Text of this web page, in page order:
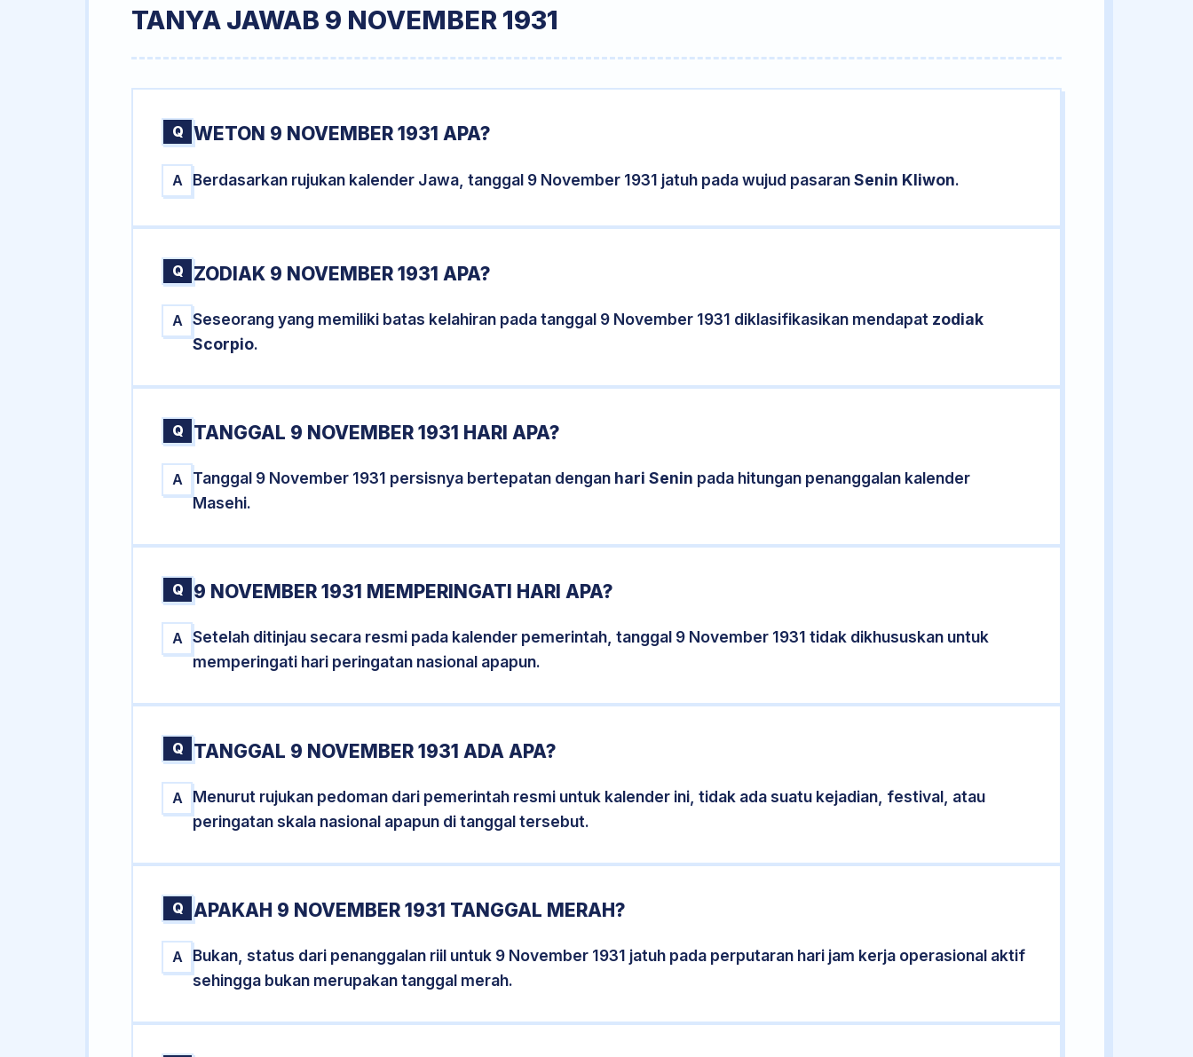
TANYA JAWAB 9 NOVEMBER 1931
Q WETON 9 NOVEMBER 1931 APA?
A Berdasarkan rujukan kalender Jawa, tanggal 9 November 1931 jatuh pada wujud pasaranSenin Kliwon.
Q ZODIAK 9 NOVEMBER 1931 APA?
A Seseorang yang memiliki batas kelahiran pada tanggal 9 November 1931 diklasifikasikan mendapat zodiak
Scorpio.
Q TANGGAL 9 NOVEMBER 1931 HARI APA?
A Tanggal 9 November 1931 persisnya bertepatan dengan hari Senin pada hitungan penanggalan kalender
Masehi.
Q 9 NOVEMBER 1931 MEMPERINGATI HARI APA?
A Setelah ditinjau secara resmi pada kalender pemerintah, tanggal 9 November 1931 tidak dikhususkan untuk
memperingati hari peringatan nasional apapun.
Q TANGGAL 9 NOVEMBER 1931 ADA APA?
A
Menurut rujukan pedoman dari pemerintah resmi untuk kalender ini, tidak ada suatu kejadian, festival, atau
peringatan skala nasional apapun di tanggal tersebut.
Q APAKAH 9 NOVEMBER 1931 TANGGAL MERAH?
A
Bukan, status dari penanggalan riil untuk 9 November 1931 jatuh pada perputaran hari jam kerja operasional aktif
sehingga bukan merupakan tanggal merah.